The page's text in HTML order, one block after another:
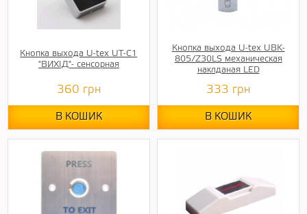
Кнопка выхода U-tex UT-C1
"ВИХІД"- сенсорная
360 грн
В КОШИК
Кнопка выхода U-tex UBK-
805/Z30LS механическая
наклданая LED
333 грн
В КОШИК